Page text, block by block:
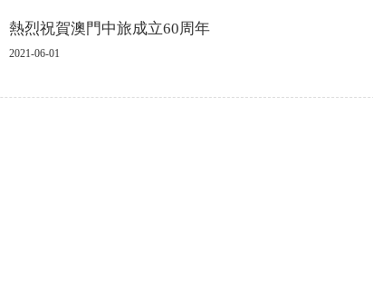
熱烈祝賀澳門中旅成立60周年
2021-06-01